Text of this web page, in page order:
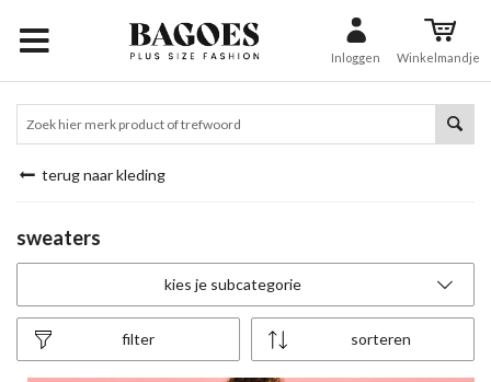
Inloggen Winkelmandje
terug naar kleding
sweaters
kies je subcategorie
sorteren
filter